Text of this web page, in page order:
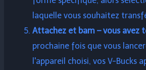
laquelle vous souhaitez
Attachez et bam – vous avez
prochaine fois que vous
l'appareil choisi, vos V-Bucks